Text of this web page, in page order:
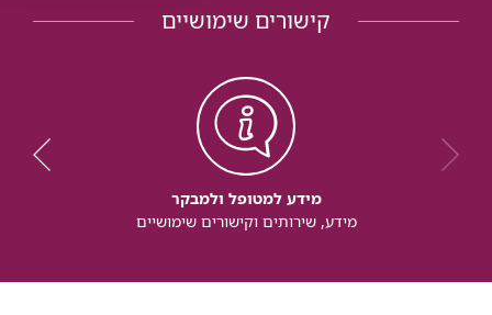
תפריט
קישורים שימושיים
מידע למטופל ולמבקר
מידע, שירותים וקישורים שימושיים